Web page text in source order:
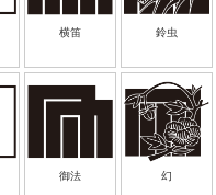
横笛 鈴虫
御法 幻